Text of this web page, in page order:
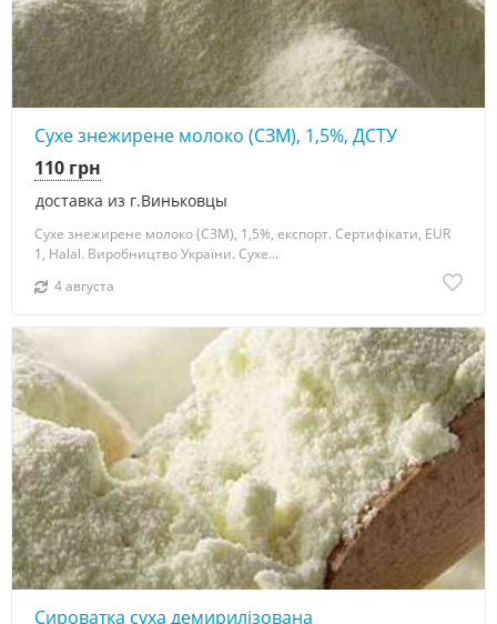
Сухе знежирене молоко (СЗМ), 1,5%, ДСТУ
доставка из г.Виньковцы
110 грн
Сухе знежирене молоко (СЗМ), 1,5%, експорт. Сертифікати, EUR
1, Halal. Виробництво України. Сухе...
4 августа
Сироватка суха демирилізована